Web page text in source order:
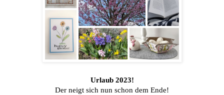
Urlaub 2023!
Der neigt sich nun schon dem Ende!